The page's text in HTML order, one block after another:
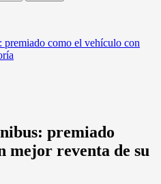
como el vehículo con
premiado
mejor reventa de su